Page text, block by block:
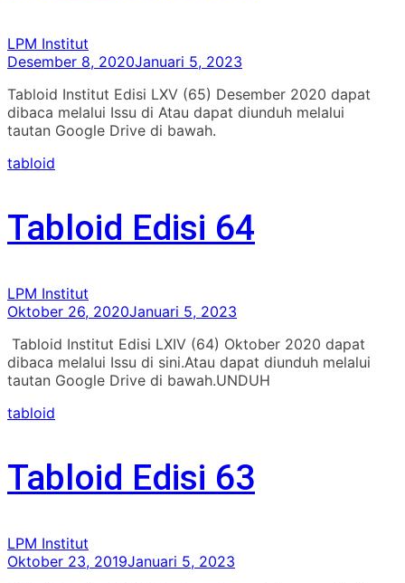
LPM Institut
Desember 8, 2020Januari 5, 2023
Tabloid Institut Edisi LXV (65) Desember 2020 dapat
dibaca melalui Issu di Atau dapat diunduh melalui
tautan Google Drive di bawah.
tabloid
Tabloid Edisi 64
LPM Institut
Oktober 26, 2020Januari 5, 2023
Tabloid Institut Edisi LXIV (64) Oktober 2020 dapat
dibaca melalui Issu di sini.Atau dapat diunduh melalui
tautan Google Drive di bawah.UNDUH
tabloid
Tabloid Edisi 63
LPM Institut
Oktober 23, 2019Januari 5, 2023